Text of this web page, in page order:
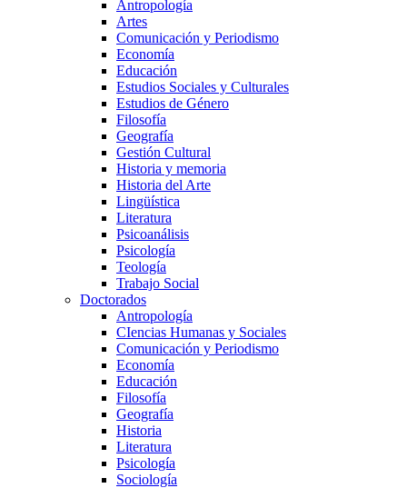
Antropología
Artes
Comunicación y Periodismo
Economía
Educación
Estudios Sociales y Culturales
Estudios de Género
Filosofía
Geografía
Gestión Cultural
Historia y memoria
Historia del Arte
Lingüística
Literatura
Psicoanálisis
Psicología
Teología
Trabajo Social
Doctorados
Antropología
CIencias Humanas y Sociales
Comunicación y Periodismo
Economía
Educación
Filosofía
Geografía
Historia
Literatura
Psicología
Sociología